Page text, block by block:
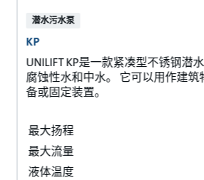
潜水污水泵
KP
UNILIFT KP是一款紧凑型不锈钢潜
腐蚀性水和中水。 它可以用作建
备或固定装置。
最大扬程
最大流量
液体温度